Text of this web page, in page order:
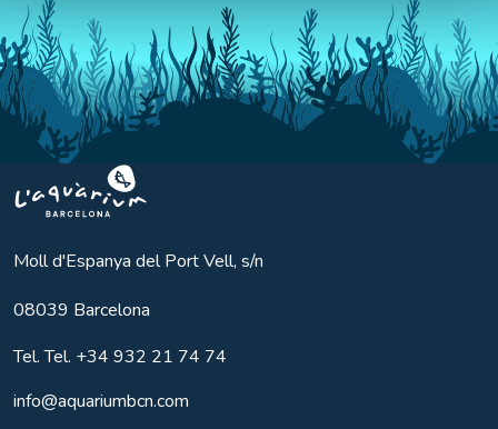
Aquarium BCN
Moll d'Espanya del Port Vell, s/n
08039 Barcelona
Tel.Tel. +34 932 21 74 74
info@aquariumbcn.com